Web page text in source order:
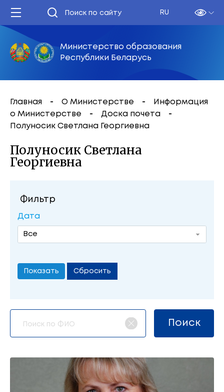
RU
Министерство образования
Республики Беларусь
Главная О Министерстве
Информация
о Министерстве
Доска почета
Полуносик Светлана Георгиевна
Полуносик Светлана
Георгиевна
Фильтр
Дата
Все
Сбросить